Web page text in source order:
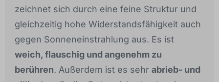
zeichnet sich durch eine feine Struktur und
gleichzeitig hohe Widerstandsfähigkeit auch
gegen Sonneneinstrahlung aus. Es ist
weich, flauschig und angenehm zu
berühren. Außerdem ist es sehr abrieb- und